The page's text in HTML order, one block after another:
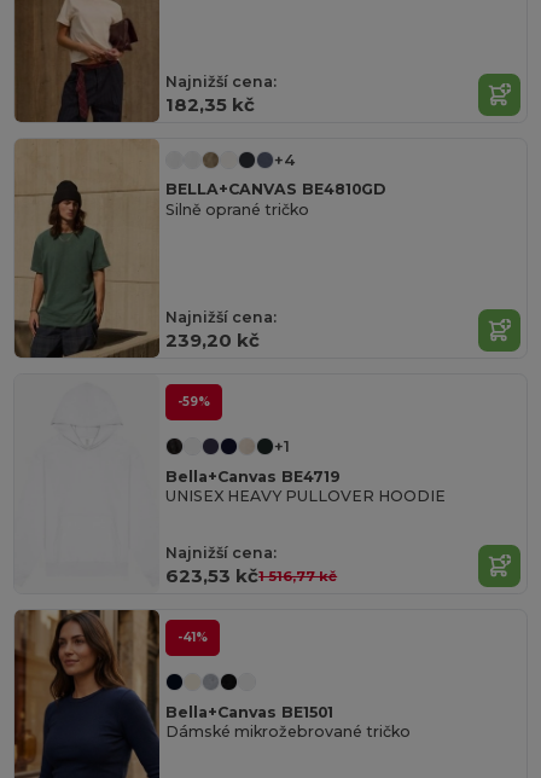
Najnižší cena:
182,35 kč
+4
BELLA+CANVAS BE4810GD
Silně oprané tričko
Najnižší cena:
239,20 kč
-59%
+1
Bella+Canvas BE4719
UNISEX HEAVY PULLOVER HOODIE
Najnižší cena:
623,53 kč1 516,77 kč
-41%
Bella+Canvas BE1501
Dámské mikrožebrované tričko